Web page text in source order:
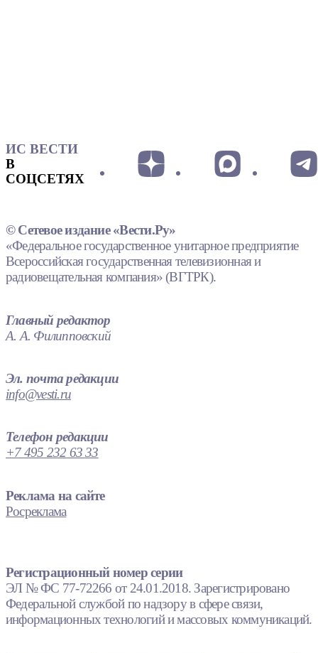
ИС ВЕСТИ
В
СОЦСЕТЯХ
© Сетевое издание «Вести.Ру»
«Федеральное государственное унитарное предприятие
Всероссийская государственная телевизионная и
радиовещательная компания» (ВГТРК).
Главный редактор
А. А. Филипповский
Эл. почта редакции
info@vesti.ru
Телефон редакции
+7 495 232 63 33
Реклама на сайте
Росреклама
Регистрационный номер серии
ЭЛ № ФС 77-72266 от 24.01.2018. Зарегистрировано
Федеральной службой по надзору в сфере связи,
информационных технологий и массовых коммуникаций.